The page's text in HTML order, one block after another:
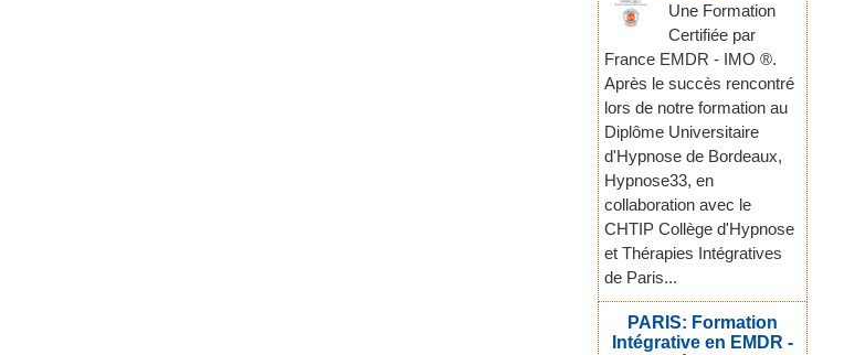
Une Formation
Certifiée par
France EMDR - IMO ®.
Après le succès rencontré
lors de notre formation au
Diplôme Universitaire
d'Hypnose de Bordeaux,
Hypnose33, en
collaboration avec le
CHTIP Collège d'Hypnose
et Thérapies Intégratives
de Paris...
PARIS: Formation
Intégrative en EMDR -